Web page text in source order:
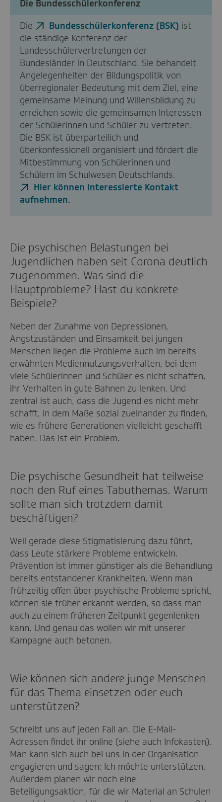
Die Bundesschülerkonferenz
Die
Bundesschülerkonferenz (BSK) ist
die ständige Konferenz der
Landesschülervertretungen der
Bundesländer in Deutschland. Sie behandelt
Angelegenheiten der Bildungspolitik von
überregionaler Bedeutung mit dem Ziel, eine
gemeinsame Meinung und Willensbildung zu
erreichen sowie die gemeinsamen Interessen
der Schülerinnen und Schüler zu vertreten.
Die BSK ist überparteilich und
überkonfessionell organisiert und fördert die
Mitbestimmung von Schülerinnen und
Schülern im Schulwesen Deutschlands.
Hier können Interessierte Kontakt
aufnehmen.
Die psychischen Belastungen bei
Jugendlichen haben seit Corona deutlich
zugenommen. Was sind die
Hauptprobleme? Hast du konkrete
Beispiele?
Neben der Zunahme von Depressionen,
Angstzuständen und Einsamkeit bei jungen
Menschen liegen die Probleme auch im bereits
erwähnten Mediennutzungsverhalten, bei dem
viele Schülerinnen und Schüler es nicht schaffen,
ihr Verhalten in gute Bahnen zu lenken. Und
zentral ist auch, dass die Jugend es nicht mehr
schafft, in dem Maße sozial zueinander zu finden,
wie es frühere Generationen vielleicht geschafft
haben. Das ist ein Problem.
Die psychische Gesundheit hat teilweise
noch den Ruf eines Tabuthemas. Warum
sollte man sich trotzdem damit
beschäftigen?
Weil gerade diese Stigmatisierung dazu führt,
dass Leute stärkere Probleme entwickeln.
Prävention ist immer günstiger als die Behandlung
bereits entstandener Krankheiten. Wenn man
frühzeitig offen über psychische Probleme spricht,
können sie früher erkannt werden, so dass man
auch zu einem früheren Zeitpunkt gegenlenken
kann. Und genau das wollen wir mit unserer
Kampagne auch betonen.
Wie können sich andere junge Menschen
für das Thema einsetzen oder euch
unterstützen?
Schreibt uns auf jeden Fall an. Die E-Mail-
Adressen findet ihr online (siehe auch Infokasten).
Man kann sich auch bei uns in der Organisation
engagieren und sagen: Ich möchte unterstützen.
Außerdem planen wir noch eine
Beteiligungsaktion, für die wir Material an Schulen